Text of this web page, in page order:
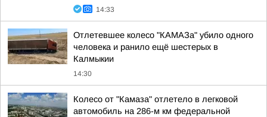
14:33
Отлетевшее колесо "КАМАЗа" убило одного
человека и ранило ещё шестерых в
Калмыкии
14:30
Колесо от "Камаза" отлетело в легковой
автомобиль на 286-м км федеральной